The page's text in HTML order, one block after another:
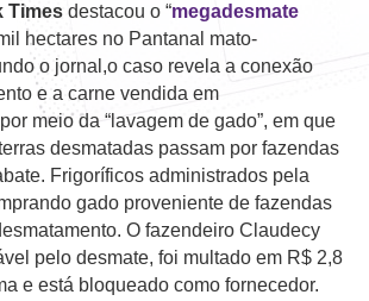
Times destacou o “megadesmate
hectares no Pantanal mato-
o jornal,o caso revela a conexão
e a carne vendida em
meio da “lavagem de gado”, em que
desmatadas passam por fazendas
Frigoríficos administrados pela
gado proveniente de fazendas
O fazendeiro Claudecy
pelo desmate, foi multado em R$ 2,8
e está bloqueado como fornecedor.